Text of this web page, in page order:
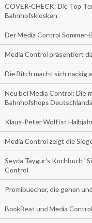
COVER-CHECK: Die Top
Bahnhofskiosken
Der Media Control
Media Control präsentiert
Die Bitch macht sich nackig
Neu bei Media Control: Die
Bahnhofshops
Klaus-Peter Wolf ist
Media Control zeigt die
Seyda Taygur's Kochbuch
Control
Promibuecher, die gehen
BookBeat und Media